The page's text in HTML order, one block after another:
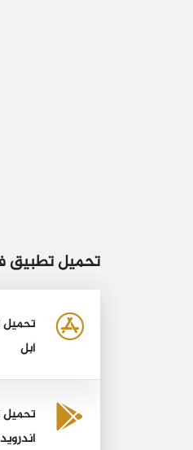
تحميل تطبيق
تحميل
أبل
تحميل
أندرويد